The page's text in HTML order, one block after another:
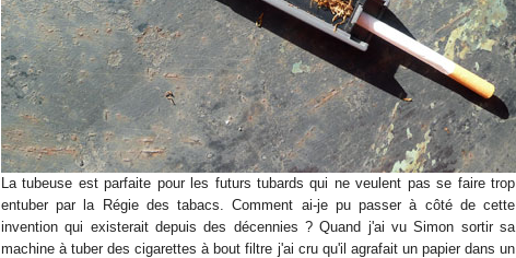
La tubeuse est parfaite pour les futurs tubards qui ne veulent pas se faire trop
entuber par la Régie des tabacs. Comment ai-je pu passer à côté de cette
invention qui existerait depuis des décennies ? Quand j'ai vu Simon sortir sa
machine à tuber des cigarettes à bout filtre j'ai cru qu'il agrafait un papier dans un